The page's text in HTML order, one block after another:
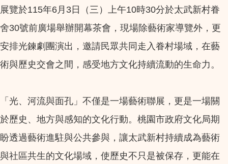
展覽於115年6月3日（三）上午10時30分於太武新村眷
舍30號前廣場舉辦開幕茶會，現場除藝術家導覽外，更
安排光鍊劇團演出，邀請民眾共同走入眷村場域，在藝
術與歷史交會之間，感受地方文化持續流動的生命力。
「光、河流與面孔」不僅是一場藝術聯展，更是一場關
於歷史、地方與感知的文化行動。桃園市政府文化局期
盼透過藝術進駐與公共參與，讓太武新村持續成為藝術
與社區共生的文化場域，使歷史不只是被保存，更能在